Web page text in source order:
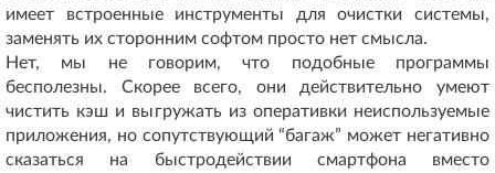
имеет встроенные инструменты для очистки системы,
заменять их сторонним софтом просто нет смысла.
Нет, мы не говорим, что подобные программы
бесполезны. Скорее всего, они действительно умеют
чистить кэш и выгружать из оперативки неиспользуемые
приложения, но сопутствующий “багаж” может негативно
сказаться на быстродействии смартфона вместо